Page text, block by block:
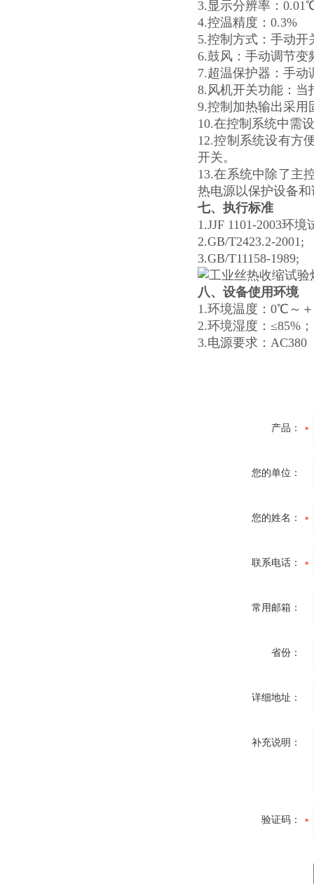
3.显示分辨率：
4.控温精度：0.3%
5.控制方式：手动
6.鼓风：手动调节变
7.超温保护器：手动
8.风机开关功能：当
9.控制加热输出采用
10.在控制系统中需
12.控制系统设有方
开关。
13.在系统中除了主
热电源以保护设备
七、执行标准
1.JJF 1101-2003环
2.GB/T2423.2-2001;
3.GB/T11158-1989;
八、设备使用环境
1.环境温度：0℃～
2.环境湿度：≤85%；
3.电源要求：
产品：
您的单位：
您的姓名：
联系电话：
常用邮箱：
省份：
详细地址：
补充说明：
验证码：